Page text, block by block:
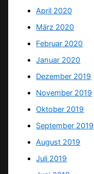
April 2020
März 2020
Februar 2020
Januar 2020
Dezember 2019
November 2019
Oktober 2019
September 2019
August 2019
Juli 2019